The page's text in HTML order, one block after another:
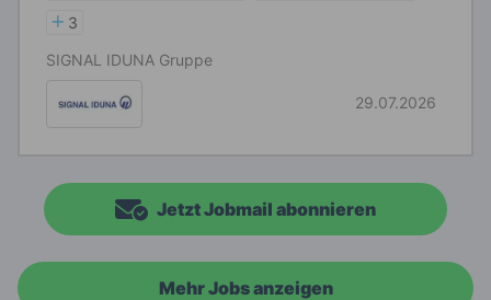
3
SIGNAL IDUNA Gruppe
29.07.2026
Jetzt Jobmail abonnieren
Mehr Jobs anzeigen